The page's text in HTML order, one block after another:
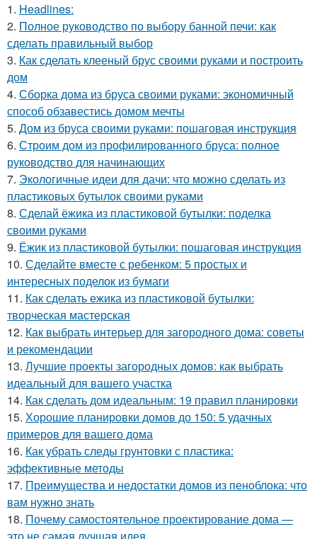
1. Headlines:
2. Полное руководство по выбору банной печи: как
сделать правильный выбор
3. Как сделать клееный брус своими руками и построить
дом
4. Сборка дома из бруса своими руками: экономичный
способ обзавестись домом мечты
5. Дом из бруса своими руками: пошаговая инструкция
6. Строим дом из профилированного бруса: полное
руководство для начинающих
7. Экологичные идеи для дачи: что можно сделать из
пластиковых бутылок своими руками
8. Сделай ёжика из пластиковой бутылки: поделка
своими руками
9. Ёжик из пластиковой бутылки: пошаговая инструкция
10. Сделайте вместе с ребенком: 5 простых и
интересных поделок из бумаги
11. Как сделать ежика из пластиковой бутылки:
творческая мастерская
12. Как выбрать интерьер для загородного дома: советы
и рекомендации
13. Лучшие проекты загородных домов: как выбрать
идеальный для вашего участка
14. Как сделать дом идеальным: 19 правил планировки
15. Хорошие планировки домов до 150: 5 удачных
примеров для вашего дома
16. Как убрать следы грунтовки с пластика:
эффективные методы
17. Преимущества и недостатки домов из пеноблока: что
вам нужно знать
18. Почему самостоятельное проектирование дома —